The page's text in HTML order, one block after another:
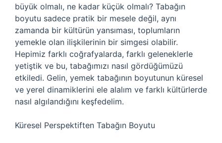
büyük olmalı, ne kadar küçük olmalı? Tabağın
boyutu sadece pratik bir mesele değil, aynı
zamanda bir kültürün yansıması, toplumların
yemekle olan ilişkilerinin bir simgesi olabilir.
Hepimiz farklı coğrafyalarda, farklı geleneklerle
yetiştik ve bu, tabağımızı nasıl gördüğümüzü
etkiledi. Gelin, yemek tabağının boyutunun küresel
ve yerel dinamiklerini ele alalım ve farklı kültürlerde
nasıl algılandığını keşfedelim.
Küresel Perspektiften Tabağın Boyutu